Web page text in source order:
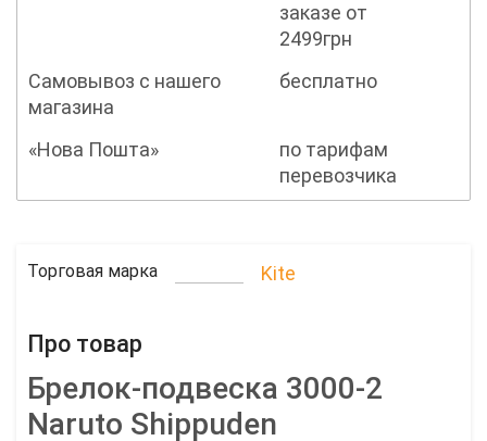
заказе от
2499грн
Самовывоз с нашего
магазина
бесплатно
«Нова Пошта»
по тарифам
перевозчика
Торговая марка Kite
Про товар
Брелок-подвеска 3000-2
Naruto Shippuden